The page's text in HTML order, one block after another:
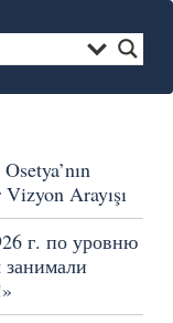
Arayışı
г. по уровню